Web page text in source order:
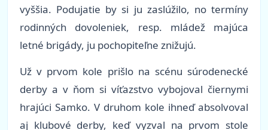
vyššia. Podujatie by si ju zaslúžilo, no termíny
rodinných dovoleniek, resp. mládež majúca
letné brigády, ju pochopiteľne znižujú.
Už v prvom kole prišlo na scénu súrodenecké
derby a v ňom si víťazstvo vybojoval čiernymi
hrajúci Samko. V druhom kole ihneď absolvoval
aj klubové derby, keď vyzval na prvom stole